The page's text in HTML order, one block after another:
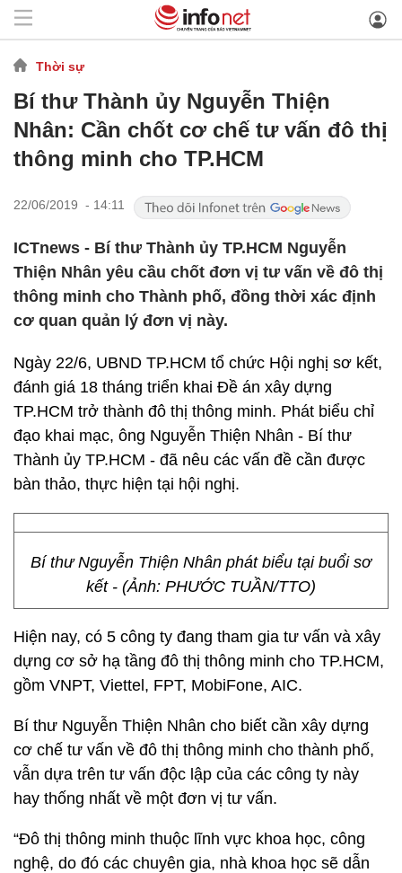
Thời sự
Bí thư Thành ủy Nguyễn Thiện
Nhân: Cần chốt cơ chế tư vấn đô thị
thông minh cho TP.HCM
22/06/2019 - 14:11
ICTnews - Bí thư Thành ủy TP.HCM Nguyễn
Thiện Nhân yêu cầu chốt đơn vị tư vấn về đô thị
thông minh cho Thành phố, đồng thời xác định
cơ quan quản lý đơn vị này.
Ngày 22/6, UBND TP.HCM tổ chức Hội nghị sơ kết,
đánh giá 18 tháng triển khai Đề án xây dựng
TP.HCM trở thành đô thị thông minh. Phát biểu chỉ
đạo khai mạc, ông Nguyễn Thiện Nhân - Bí thư
Thành ủy TP.HCM - đã nêu các vấn đề cần được
bàn thảo, thực hiện tại hội nghị.
Bí thư Nguyễn Thiện Nhân phát biểu tại buổi sơ
kết - (Ảnh: PHƯỚC TUẦN/TTO)
Hiện nay, có 5 công ty đang tham gia tư vấn và xây
dựng cơ sở hạ tầng đô thị thông minh cho TP.HCM,
gồm VNPT, Viettel, FPT, MobiFone, AIC.
Bí thư Nguyễn Thiện Nhân cho biết cần xây dựng
cơ chế tư vấn về đô thị thông minh cho thành phố,
vẫn dựa trên tư vấn độc lập của các công ty này
hay thống nhất về một đơn vị tư vấn.
“Đô thị thông minh thuộc lĩnh vực khoa học, công
nghệ, do đó các chuyên gia, nhà khoa học sẽ dẫn